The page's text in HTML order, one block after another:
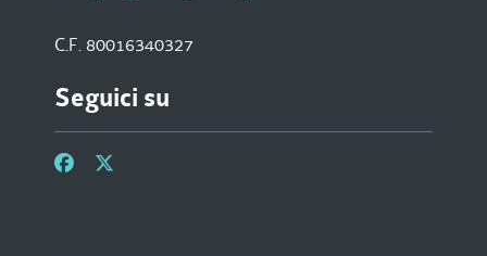
C.F. 80016340327
Seguici su